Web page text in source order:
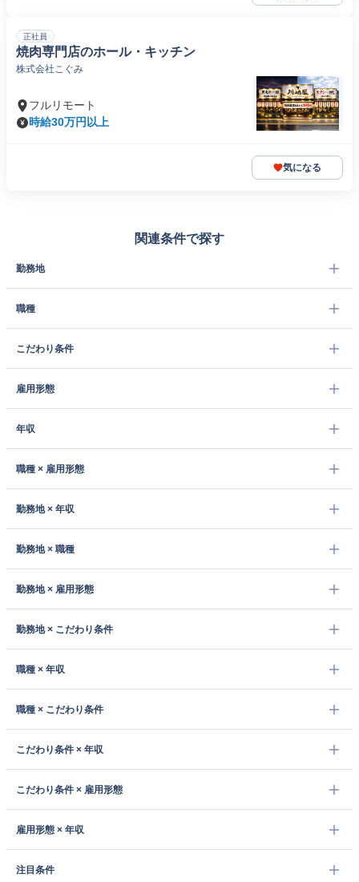
正社員
焼肉専門店のホール・キッチン
株式会社こぐみ
フルリモート
時給30万円以上
気になる
関連条件で探す
勤務地
職種
こだわり条件
雇用形態
年収
職種 × 雇用形態
勤務地 × 年収
勤務地 × 職種
勤務地 × 雇用形態
勤務地 × こだわり条件
職種 × 年収
職種 × こだわり条件
こだわり条件 × 年収
こだわり条件 × 雇用形態
雇用形態 × 年収
注目条件